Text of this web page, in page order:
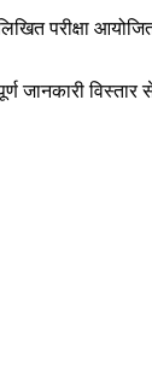
परीक्षा आयोजित
जानकारी